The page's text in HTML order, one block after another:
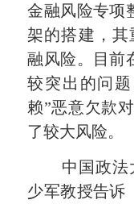
金融风险专项
架的搭建，
融风险。目前
较突出的问
赖”恶意欠款
了较大风险。
中国政法
少军教授告诉